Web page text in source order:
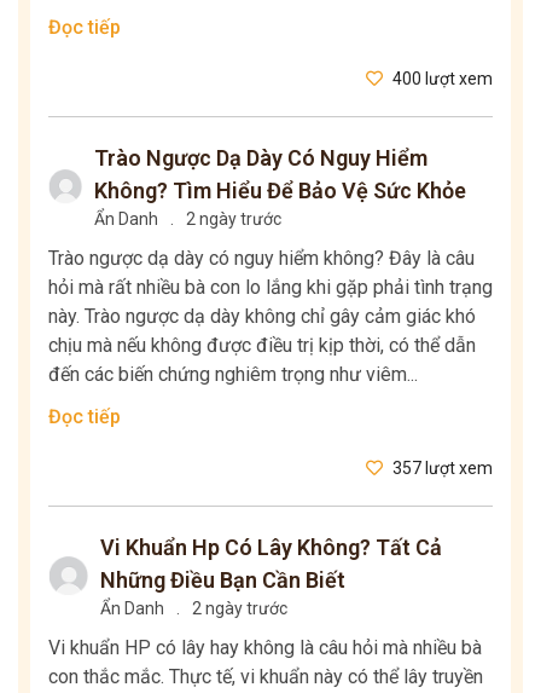
Đọc tiếp
400 lượt xem
Trào Ngược Dạ Dày Có Nguy Hiểm
Không? Tìm Hiểu Để Bảo Vệ Sức Khỏe
Ẩn Danh 2 ngày trước
Trào ngược dạ dày có nguy hiểm không? Đây là câu
hỏi mà rất nhiều bà con lo lắng khi gặp phải tình trạng
này. Trào ngược dạ dày không chỉ gây cảm giác khó
chịu mà nếu không được điều trị kịp thời, có thể dẫn
đến các biến chứng nghiêm trọng như viêm...
Đọc tiếp
357 lượt xem
Vi Khuẩn Hp Có Lây Không? Tất Cả
Những Điều Bạn Cần Biết
Ẩn Danh 2 ngày trước
Vi khuẩn HP có lây hay không là câu hỏi mà nhiều bà
con thắc mắc. Thực tế, vi khuẩn này có thể lây truyền